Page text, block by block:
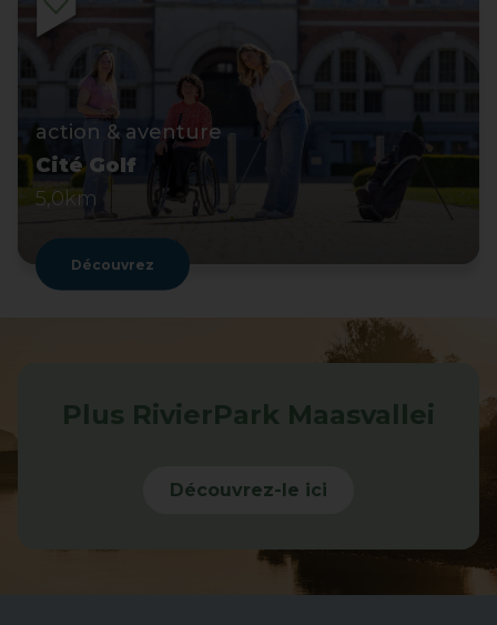
action & aventure
Cité Golf
5,0km
Découvrez
Plus RivierPark Maasvallei
Découvrez-le ici